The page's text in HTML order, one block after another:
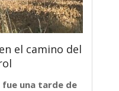
el camino del
fue una tarde de